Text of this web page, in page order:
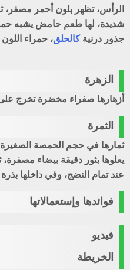
الرأس، تظهر بلون أحمر
شديدة، لها طعم حامض يشبه
جذور درنيةكالحلق، حمراء
الزهرة
أزهارها صفراء مخضرة تخرج
الثمرة
ثمارها في حجم الحمصة الصغيرة،
يعلوها بثور دقيقة بيضاء
عند تمام النضج، وفي داخلها
فوائدها وإستعمالاتها
فيديو
الخريطة